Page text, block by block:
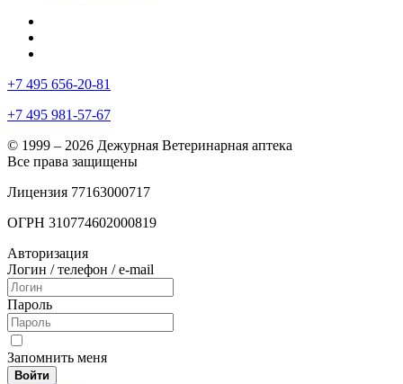
+7 495 656-20-81
+7 495 981-57-67
© 1999 – 2026 Дежурная Ветеринарная аптека
Все права защищены
Лицензия 77163000717
ОГРН 310774602000819
Авторизация
Логин / телефон / e-mail
Пароль
Запомнить меня
Войти